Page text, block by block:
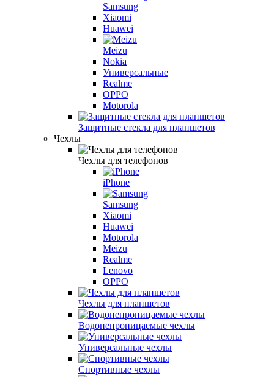
Samsung
Xiaomi
Huawei
Meizu
Nokia
Универсальные
Realme
OPPO
Motorola
Защитные стекла для планшетов
Чехлы
Чехлы для телефонов
iPhone
Samsung
Xiaomi
Huawei
Motorola
Meizu
Realme
Lenovo
OPPO
Чехлы для планшетов
Водонепроницаемые чехлы
Универсальные чехлы
Спортивные чехлы